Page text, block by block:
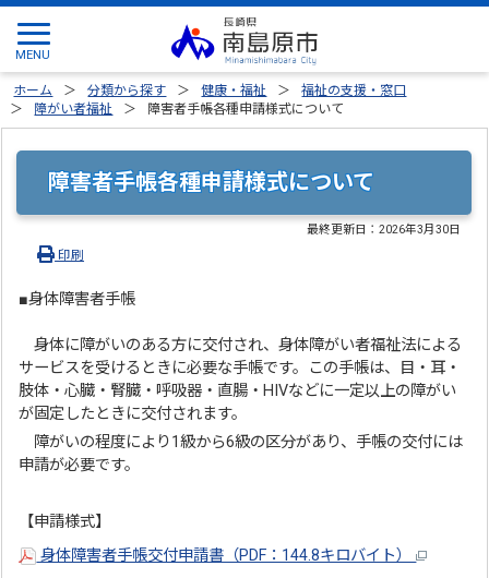
ホーム 分類から探す 健康・福祉
福祉の支援・窓口
障がい者福祉
障害者手帳各種申請様式について
障害者手帳各種申請様式について
最終更新日：2026年3月30日
印刷
■身体障害者手帳
身体に障がいのある方に交付され、身体障がい者福祉法による
サービスを受けるときに必要な手帳です。この手帳は、目・耳・
肢体・心臓・腎臓・呼吸器・直腸・HIVなどに一定以上の障がい
が固定したときに交付されます。
障がいの程度により1級から6級の区分があり、手帳の交付には
申請が必要です。
【申請様式】
身体障害者手帳交付申請書（PDF：144.8キロバイト）